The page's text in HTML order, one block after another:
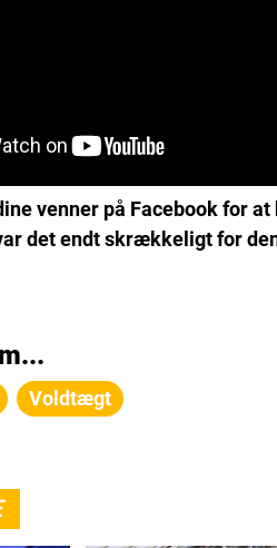
venner på Facebook for
det endt skrækkeligt for
Voldtægt